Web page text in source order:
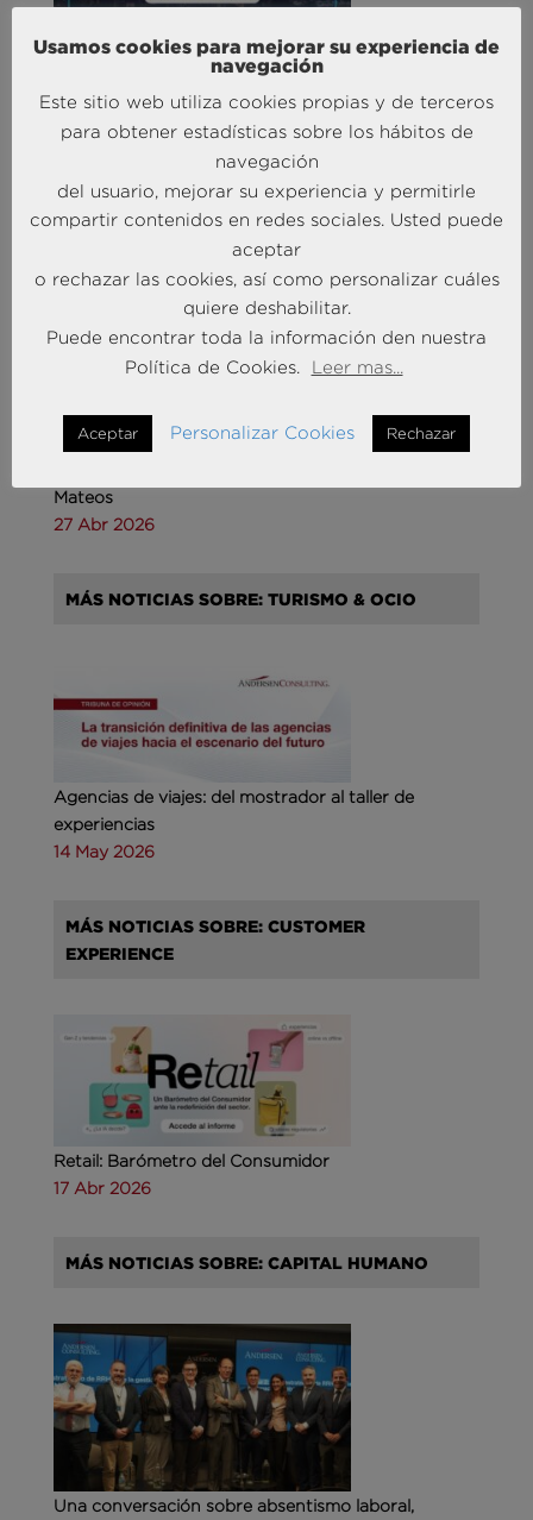
Entidades Bancarias
MÁS NOTICIAS SOBRE: INTELIGENCIA
ARTIFICIAL
Andersen Consulting refuerza su equipo en España
Mateos
27 Abr 2026
MÁS NOTICIAS SOBRE: TURISMO & OCIO
Agencias de viajes: del mostrador al taller de
experiencias
14 May 2026
MÁS NOTICIAS SOBRE: CUSTOMER
EXPERIENCE
Retail: Barómetro del Consumidor
17 Abr 2026
MÁS NOTICIAS SOBRE: CAPITAL HUMANO
Una conversación sobre absentismo laboral,
Usamos cookies para mejorar su experiencia de
navegación
Este sitio web utiliza cookies propias y de terceros
para obtener estadísticas sobre los hábitos de
navegación
del usuario, mejorar su experiencia y permitirle
compartir contenidos en redes sociales. Usted puede
aceptar
o rechazar las cookies, así como personalizar cuáles
quiere deshabilitar.
Puede encontrar toda la información den nuestra
Política de Cookies.
Leer mas...
Aceptar Personalizar Cookies Rechazar